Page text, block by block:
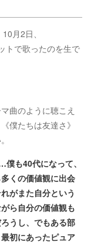
月2日、
トで歌ったのを生で
曲のように聴こえ
僕たちは友達さ》
も40代になって、
くの価値観に出会
がまた自分という
ら自分の価値観も
うし、でもある部
初にあったピュア